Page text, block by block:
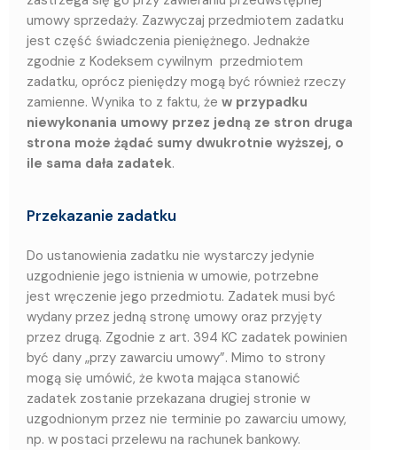
umowy sprzedaży. Zazwyczaj przedmiotem zadatku
jest część świadczenia pieniężnego. Jednakże
zgodnie z Kodeksem cywilnym przedmiotem
zadatku, oprócz pieniędzy mogą być również rzeczy
zamienne. Wynika to z faktu, że w przypadku
niewykonania umowy przez jedną ze stron druga
strona może żądać sumy dwukrotnie wyższej, o
ile sama dała zadatek.
Przekazanie zadatku
Do ustanowienia zadatku nie wystarczy jedynie
uzgodnienie jego istnienia w umowie, potrzebne
jest wręczenie jego przedmiotu. Zadatek musi być
wydany przez jedną stronę umowy oraz przyjęty
przez drugą. Zgodnie z art. 394 KC zadatek powinien
być dany „przy zawarciu umowy”. Mimo to strony
mogą się umówić, że kwota mająca stanowić
zadatek zostanie przekazana drugiej stronie w
uzgodnionym przez nie terminie po zawarciu umowy,
np. w postaci przelewu na rachunek bankowy.